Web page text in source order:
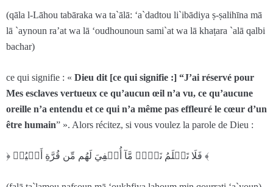
(qāla l-Lāhou tabāraka wa ta`ālā: ‘a`dadtou li`ibādiya ṣ-ṣalihīna mā
lā `aynoun ra’at wa lā ‘oudhounoun sami`at wa lā khaṭara `alā qalbi
bachar)
ce qui signifie : « Dieu dit [ce qui signifie :] “J’ai réservé pour
Mes esclaves vertueux ce qu’aucun œil n’a vu, ce qu’aucune
oreille n’a entendu et ce qui n’a même pas effleuré le cœur d’un
être humain” ». Alors récitez, si vous voulez la parole de Dieu :
﴿ فَلَا تَعۡلَمُ نَفۡسٞ مَّآ أُخۡفِيَ لَهُم مِّن قُرَّةِ أَعۡيُنٖ ﴾